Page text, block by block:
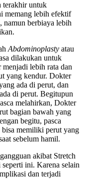
terakhir untuk
memang lebih efektif
namun berbiaya lebih
Abdominoplasty atau
dilakukan untuk
lebih rata dan
yang kendur. Dokter
ada di perut, dan
di perut. Begitupun
melahirkan, Dokter
bagian bawah yang
begitu, pasca
memiliki perut yang
sebelum hamil.
akibat Stretch
ini. Karena selain
dan terjadi